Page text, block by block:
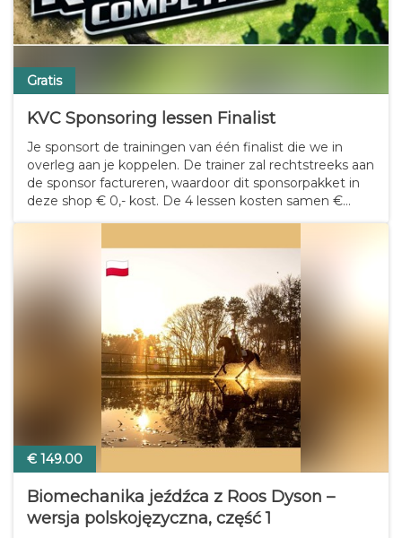
Gratis
KVC Sponsoring lessen Finalist
Je sponsort de trainingen van één finalist die we in
overleg aan je koppelen. De trainer zal rechtstreeks aan
de sponsor factureren, waardoor dit sponsorpakket in
deze shop € 0,- kost. De 4 lessen kosten samen €
€ 149.00
Biomechanika jeźdźca z Roos Dyson –
wersja polskojęzyczna, część 1